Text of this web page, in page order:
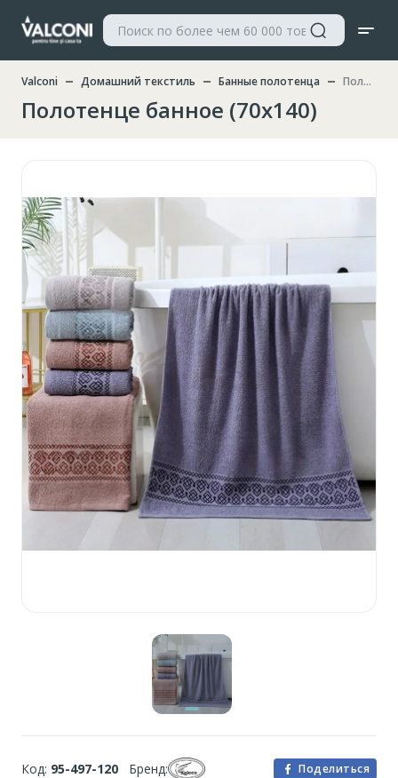
Valconi Домашний текстиль Банные полотенца Полотенце банное (70х140)
Полотенце банное (70х140)
Код: 95-497-120 Бренд: Поделиться